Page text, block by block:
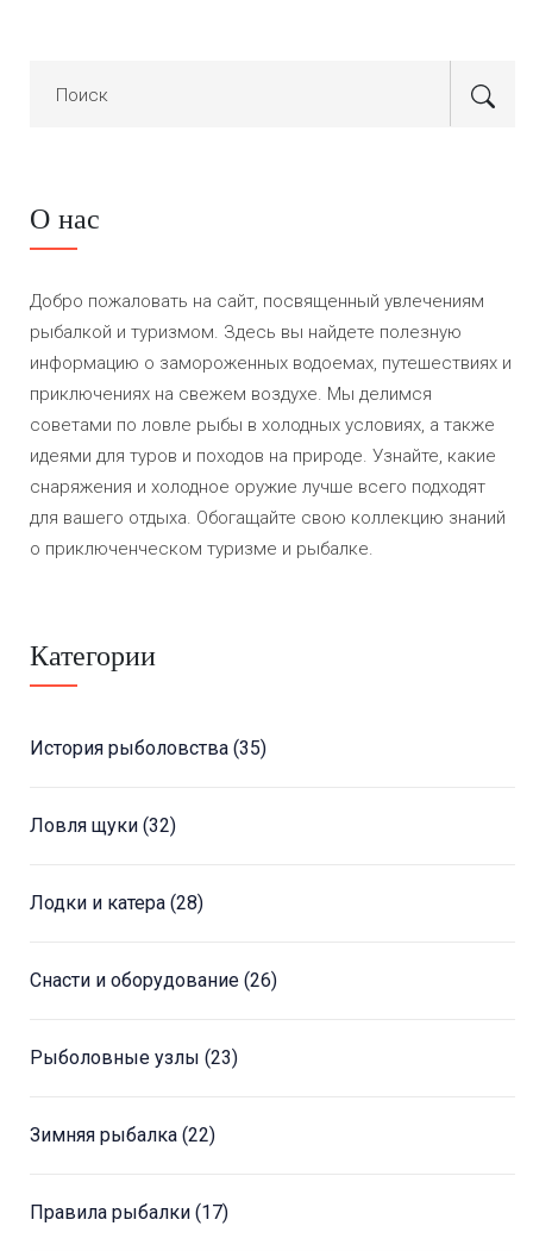
О нас
Добро пожаловать на сайт, посвященный увлечениям
рыбалкой и туризмом. Здесь вы найдете полезную
информацию о замороженных водоемах, путешествиях и
приключениях на свежем воздухе. Мы делимся
советами по ловле рыбы в холодных условиях, а также
идеями для туров и походов на природе. Узнайте, какие
снаряжения и холодное оружие лучше всего подходят
для вашего отдыха. Обогащайте свою коллекцию знаний
о приключенческом туризме и рыбалке.
Категории
История рыболовства (35)
Ловля щуки (32)
Лодки и катера (28)
Снасти и оборудование (26)
Рыболовные узлы (23)
Зимняя рыбалка (22)
Правила рыбалки (17)